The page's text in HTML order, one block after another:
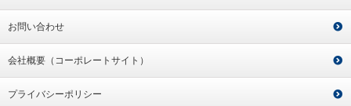
お問い合わせ
会社概要（コーポレートサイト）
プライバシーポリシー